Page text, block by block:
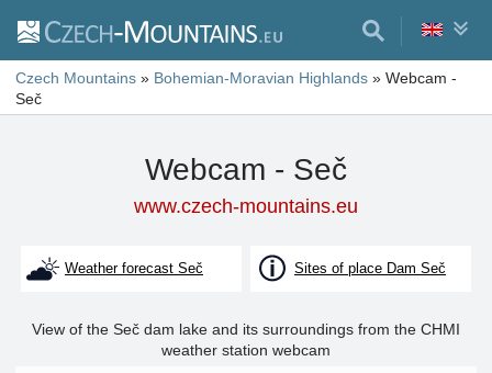
Czech Mountains » Bohemian-Moravian Highlands » Webcam -
Seč
Webcam - Seč
www.czech-mountains.eu
Weather forecast Seč Sites of place Dam Seč
View of the Seč dam lake and its surroundings from the CHMI
weather station webcam